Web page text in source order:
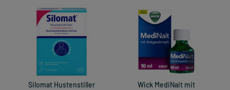
Silomat Hustenstiller
Wick MediNait mit